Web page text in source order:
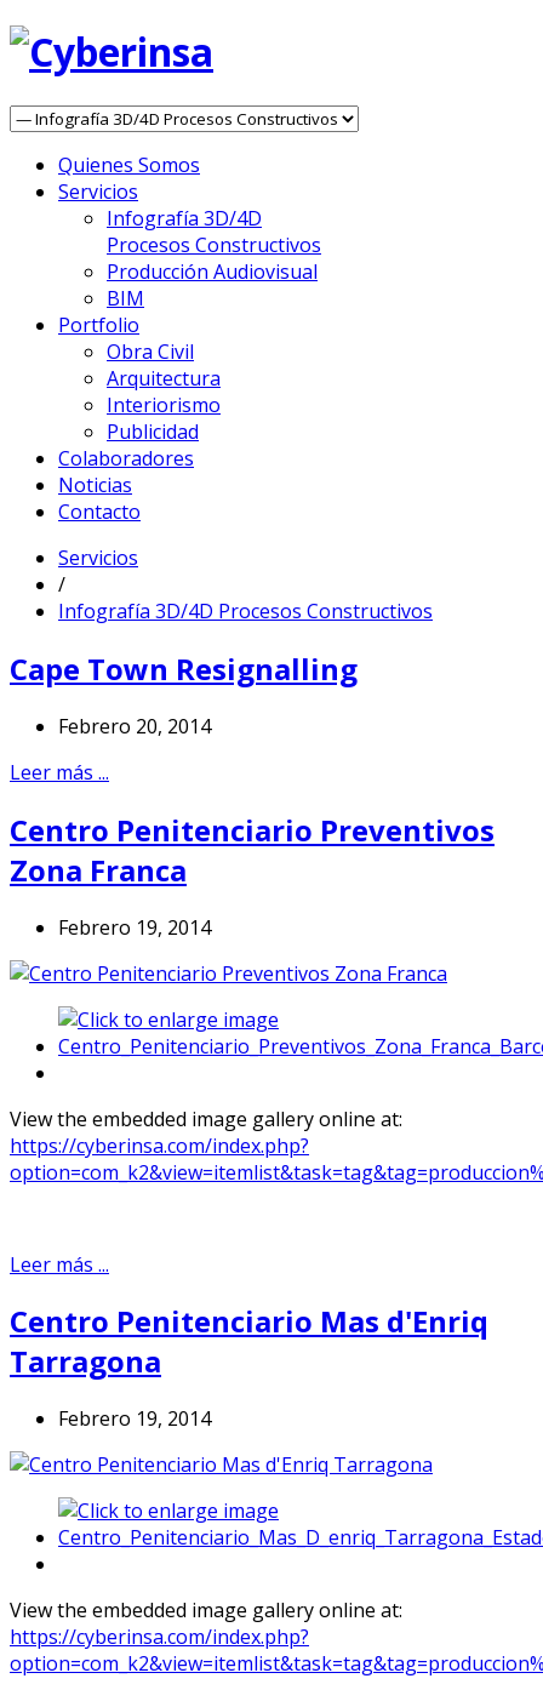
Quienes Somos
Servicios
Infografía 3D/4D
Procesos Constructivos
Producción Audiovisual
BIM
Portfolio
Obra Civil
Arquitectura
Interiorismo
Publicidad
Colaboradores
Noticias
Contacto
Servicios
/
Infografía 3D/4D Procesos Constructivos
Cape Town Resignalling
Febrero 20, 2014
Leer más ...
Centro Penitenciario Preventivos
Zona Franca
Febrero 19, 2014
View the embedded image gallery online at:
https://cyberinsa.com/index.php?
Leer más ...
Centro Penitenciario Mas d'Enriq
Tarragona
Febrero 19, 2014
View the embedded image gallery online at:
https://cyberinsa.com/index.php?